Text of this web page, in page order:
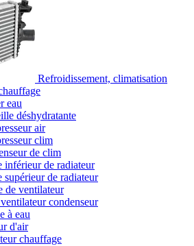
Refroidissement, climatisation
eau
déshydratante
air
clim
de clim
inférieur de radiateur
supérieur de radiateur
de ventilateur
condenseur
à eau
d'air
chauffage